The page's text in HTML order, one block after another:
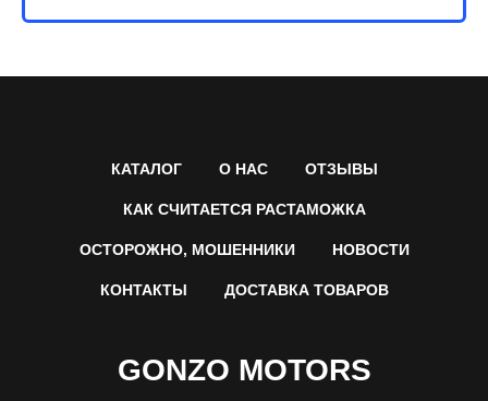
КАТАЛОГ О НАС ОТЗЫВЫ
КАК СЧИТАЕТСЯ РАСТАМОЖКА
ОСТОРОЖНО, МОШЕННИКИ НОВОСТИ
КОНТАКТЫ ДОСТАВКА ТОВАРОВ
GONZO MOTORS